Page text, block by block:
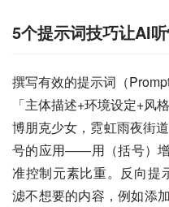
5个提示词技巧让AI
撰写有效的提示词（
「主体描述+环境设定+风
博朋克少女，霓虹雨夜街
号的应用——用（括号）
准控制元素比重。反向提
滤不想要的内容，例如添